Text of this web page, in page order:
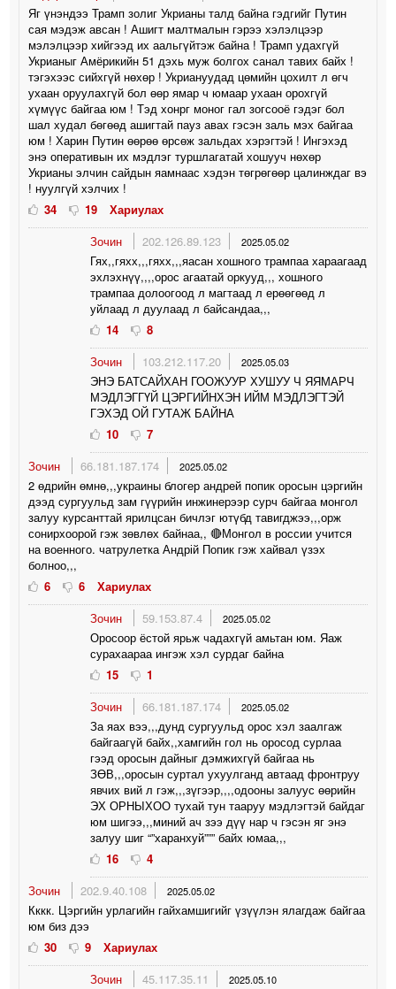
Яг үнэндээ Трамп золиг Укрианы талд байна гэдгийг Путин
сая мэдэж авсан ! Ашигт малтмалын гэрээ хэлэлцээр
мэлэлцээр хийгээд их аальгүйтэж байна ! Трамп удахгүй
Укрианыг Амёрикийн 51 дэхь муж болгох санал тавих байх !
тэгэхээс сийхгүй нөхөр ! Укриануудад цөмийн цохилт л өгч
ухаан оруулахгүй бол өөр ямар ч юмаар ухаан орохгүй
хүмүүс байгаа юм ! Тэд хонрг моног гал зогсооё гэдэг бол
шал худал бөгөөд ашигтай пауз авах гэсэн заль мэх байгаа
юм ! Харин Путин өөрөө өрсөж зальдах хэрэгтэй ! Ингэхэд
энэ опeративын их мэдлэг туршлагатай хошууч нөхөр
Укрианы элчин сайдын яамнаас хэдэн төгрөгөөр цалинждаг вэ
! нуулгүй хэлчих !
34
19
Хариулах
Зочин
202.126.89.123 2025.05.02
Гях,,гяхх,,,гяхх,,,яасан хошного трампаа хараагаад
эхлэхнүү,,,,орос агаатай оркууд,,, хошного
трампаа долоогоод л магтаад л ерөөгөөд л
уйлаад л дуулаад л байсандаа,,,
14
8
Зочин
103.212.117.20 2025.05.03
ЭНЭ БАТСАЙХАН ГООЖУУР ХУШУУ Ч ЯЯМАРЧ
МЭДЛЭГГҮЙ ЦЭРГИЙНХЭН ИЙМ МЭДЛЭГТЭЙ
ГЭХЭД ОЙ ГУТАЖ БАЙНА
10
7
Зочин
66.181.187.174 2025.05.02
2 өдрийн өмнө,,,украины блогер андрей попик оросын цэргийн
дээд сургуульд зам гүүрийн инжинерээр сурч байгаа монгол
залуу курсанттай ярилцсан бичлэг ютүбд тавигджээ,,,орж
сонирхоорой гэж зөвлөх байнаа,, 🔴Монгол в россии учится
на военного. чатрулетка Андрій Попик гэж хайвал үзэх
болноо,,,
6
6
Хариулах
Зочин
59.153.87.4 2025.05.02
Оросоор ёстой ярьж чадахгүй амьтан юм. Яаж
сурахаараа ингэж хэл сурдаг байна
15
1
Зочин
66.181.187.174 2025.05.02
За яах вээ,,,дунд сургуульд орос хэл заалгаж
байгаагүй байх,,хамгийн гол нь оросод сурлаа
гээд оросын дайныг дэмжихгүй байгаа нь
ЗӨВ,,,оросын суртал ухуулганд автаад фронтруу
явчих вий л гэж,,,зүгээр,,,,одооны залуус өөрийн
ЭХ ОРНЫХОО тухай тун тааруу мэдлэгтэй байдаг
юм шигээ,,,миний ач зээ дүү нар ч гэсэн яг энэ
залуу шиг “”харанхуй””” байх юмаа,,,
16
4
Зочин
202.9.40.108 2025.05.02
Кккк. Цэргийн урлагийн гайхамшигийг үзүүлэн ялагдаж байгаа
юм биз дээ
30
9
Хариулах
Зочин
45.117.35.11 2025.05.10